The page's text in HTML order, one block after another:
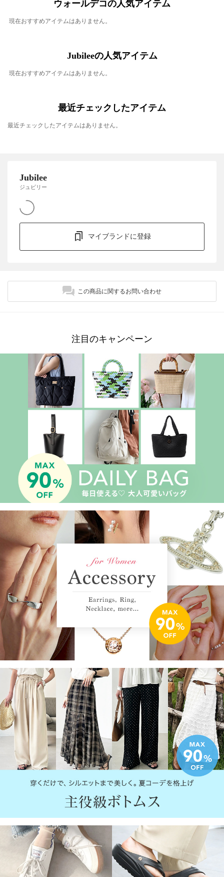
ウォールデコの人気アイテム
現在おすすめアイテムはありません。
Jubileeの人気アイテム
現在おすすめアイテムはありません。
最近チェックしたアイテム
最近チェックしたアイテムはありません。
Jubilee
ジュビリー
マイブランドに登録
この商品に関するお問い合わせ
注目のキャンペーン